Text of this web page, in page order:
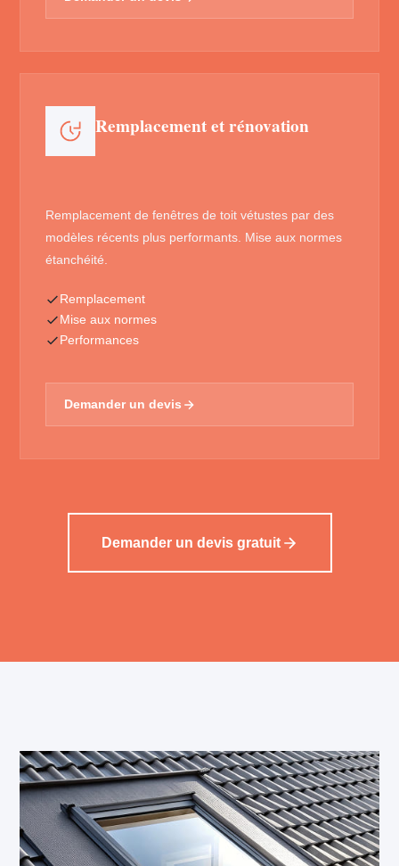
Remplacement et rénovation
Remplacement de fenêtres de toit vétustes par des
modèles récents plus performants. Mise aux normes
étanchéité.
Remplacement
Mise aux normes
Performances
Demander un devis
Demander un devis gratuit